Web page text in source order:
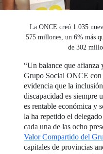
La ONCE creó 1.035
575 millones, un 6% más
de 302
“Un balance que afianza
Grupo Social ONCE
evidencia que la
discapacidad es siempre
es rentable económica y
la ha repetido el
cada una de las ocho
Valor Compartido del
capitales de provincias